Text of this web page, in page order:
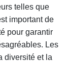
telles que
important de
pour garantir
Les
diversité et la